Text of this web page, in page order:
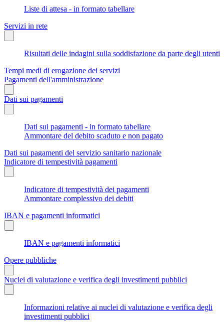
Liste di attesa - in formato tabellare
Servizi in rete
Risultati delle indagini sulla soddisfazione da parte degli utenti
Tempi medi di erogazione dei servizi
Pagamenti dell'amministrazione
Dati sui pagamenti
Dati sui pagamenti - in formato tabellare
Ammontare del debito scaduto e non pagato
Dati sui pagamenti del servizio sanitario nazionale
Indicatore di tempestività pagamenti
Indicatore di tempestività dei pagamenti
Ammontare complessivo dei debiti
IBAN e pagamenti informatici
IBAN e pagamenti informatici
Opere pubbliche
Nuclei di valutazione e verifica degli investimenti pubblici
Informazioni relative ai nuclei di valutazione e verifica degli
investimenti pubblici